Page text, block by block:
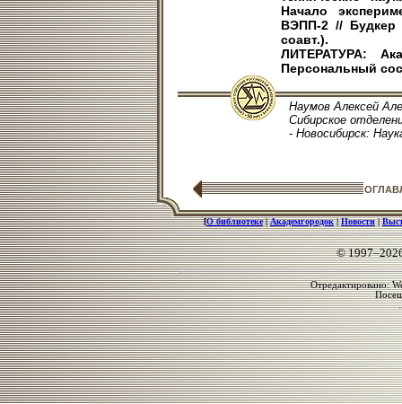
Начало
ВЭПП-2 // Будкер
соавт.).
ЛИТЕРАТУРА:
Персональный
Наумов Алексей
Сибирское
- Новосибирск:
[О библиотеке|Академгородок|Новости|
©
Отредактировано: